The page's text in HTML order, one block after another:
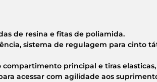
de resina e fitas de poliamida.
sistema de regulagem para cinto
principal e tiras elasticas,
acessar com agilidade aos